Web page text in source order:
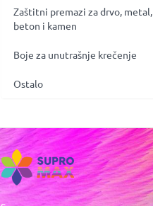
Zaštitni premazi za drvo, metal,
beton i kamen
Boje za unutrašnje krečenje
Ostalo